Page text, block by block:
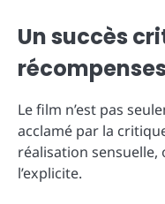
Un succès
Le film n’est pas
acclamé par la
réalisation
l’explicite.